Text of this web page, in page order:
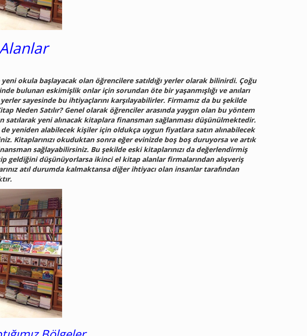
okula başlayacak olan öğrencilere satıldığı yerler olarak bilinirdi. Çoğu
bulunan eskimişlik onlar için sorundan öte bir yaşanmışlığı ve anıları
sayesinde bu ihtiyaçlarını karşılayabilirler. Firmamız da bu şekilde
Neden Satılır? Genel olarak öğrenciler arasında yaygın olan bu yöntem
yeni alınacak kitaplara finansman sağlanması düşünülmektedir.
yeniden alabilecek kişiler için oldukça uygun fiyatlara satın alınabilecek
Kitaplarınızı okuduktan sonra eğer evinizde boş boş duruyorsa ve artık
sağlayabilirsiniz. Bu şekilde eski kitaplarınızı da değerlendirmiş
geldiğini düşünüyorlarsa ikinci el kitap alanlar firmalarından alışveriş
atıl durumda kalmaktansa diğer ihtiyacı olan insanlar tarafından